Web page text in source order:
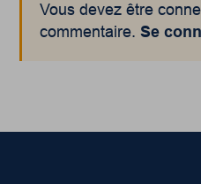
Vous devez être
commentaire.Se